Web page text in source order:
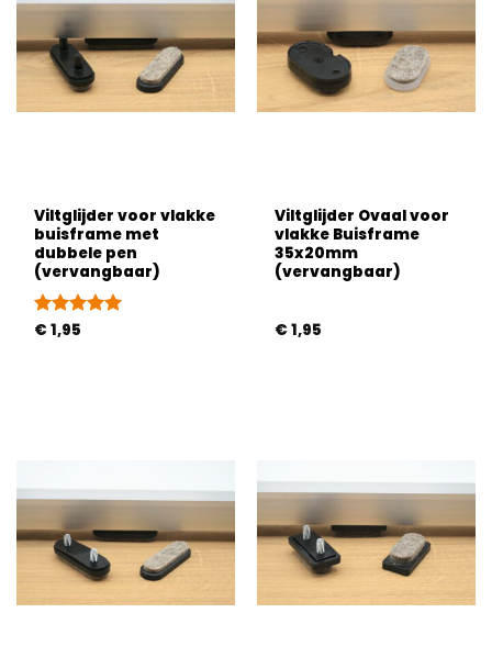
Viltglijder voor vlakke
buisframe met
dubbele pen
(vervangbaar)
Gewaardeerd
€ 1,95
Viltglijder Ovaal voor
vlakke Buisframe
35x20mm
(vervangbaar)
€ 1,95